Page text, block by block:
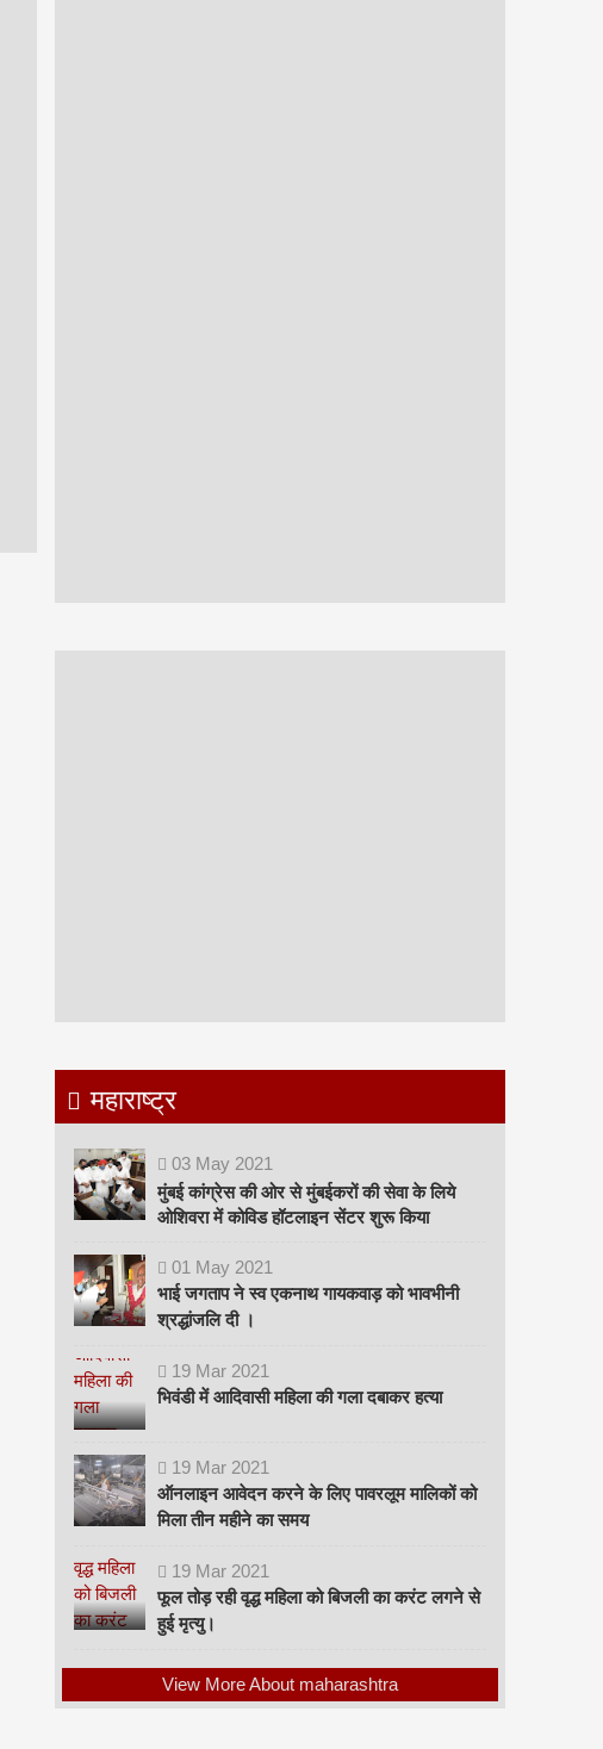
महाराष्ट्र
03 May 2021
मुंबई कांग्रेस की ओर से मुंबईकरों की सेवा के लिये
ओशिवरा में कोविड हॉटलाइन सेंटर शुरू किया
01 May 2021
भाई जगताप ने स्व एकनाथ गायकवाड़ को भावभीनी
श्रद्धांजलि दी ।
19 Mar 2021
भिवंडी में आदिवासी महिला की गला दबाकर हत्या
19 Mar 2021
ऑनलाइन आवेदन करने के लिए पावरलूम मालिकों को
मिला तीन महीने का समय
19 Mar 2021
फूल तोड़ रही वृद्ध महिला को बिजली का करंट लगने से
हुई मृत्यु।
View More About maharashtra